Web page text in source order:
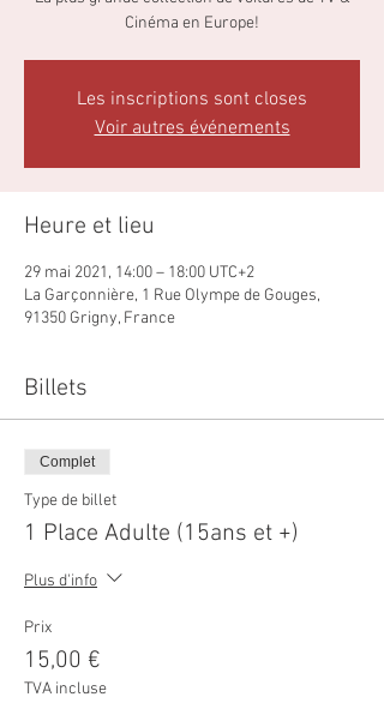
Cinéma en Europe!
Les inscriptions sont closes
Voir autres événements
Heure et lieu
29 mai 2021, 14:00 – 18:00 UTC+2
La Garçonnière, 1 Rue Olympe de Gouges,
91350 Grigny, France
Billets
Complet
Type de billet
1 Place Adulte (15ans et +)
Plus d'info
Prix
15,00 €
TVA incluse